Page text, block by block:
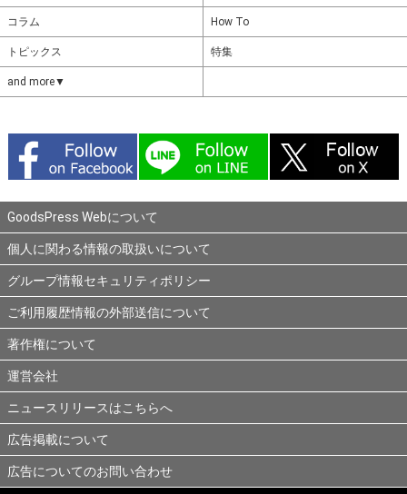
コラム How To
トピックス 特集
and more▼
GoodsPress Webについて
個人に関わる情報の取扱いについて
グループ情報セキュリティポリシー
ご利用履歴情報の外部送信について
著作権について
運営会社
ニュースリリースはこちらへ
広告掲載について
広告についてのお問い合わせ